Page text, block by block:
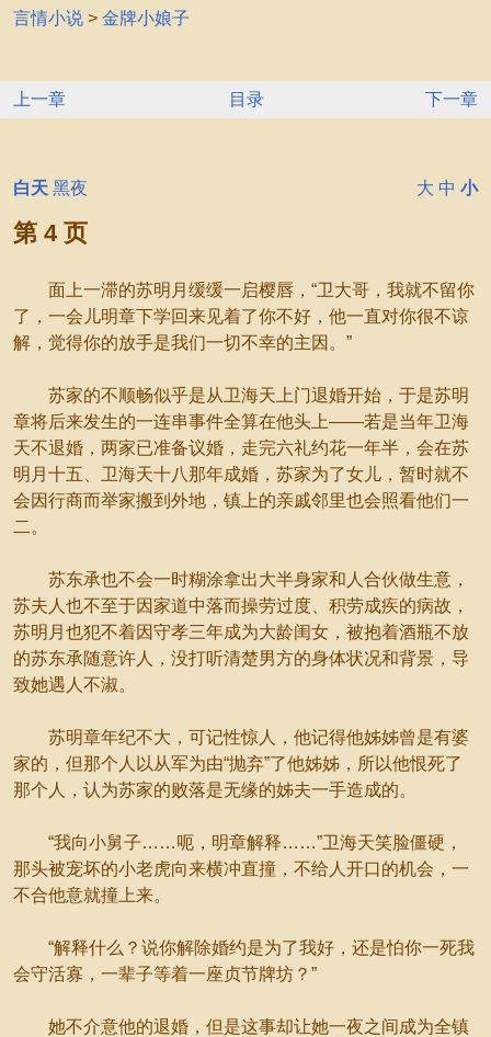
言情小说 > 金牌小娘子
上一章 目录 下一章
白天 黑夜 大 中 小
第 4 页
面上一滞的苏明月缓缓一启樱唇，“卫大哥，我就不留你
了，一会儿明章下学回来见着了你不好，他一直对你很不谅
解，觉得你的放手是我们一切不幸的主因。”
苏家的不顺畅似乎是从卫海天上门退婚开始，于是苏明
章将后来发生的一连串事件全算在他头上——若是当年卫海
天不退婚，两家已准备议婚，走完六礼约花一年半，会在苏
明月十五、卫海天十八那年成婚，苏家为了女儿，暂时就不
会因行商而举家搬到外地，镇上的亲戚邻里也会照看他们一
二。
苏东承也不会一时糊涂拿出大半身家和人合伙做生意，
苏夫人也不至于因家道中落而操劳过度、积劳成疾的病故，
苏明月也犯不着因守孝三年成为大龄闺女，被抱着酒瓶不放
的苏东承随意许人，没打听清楚男方的身体状况和背景，导
致她遇人不淑。
苏明章年纪不大，可记性惊人，他记得他姊姊曾是有婆
家的，但那个人以从军为由“抛弃”了他姊姊，所以他恨死了
那个人，认为苏家的败落是无缘的姊夫一手造成的。
“我向小舅子……呃，明章解释……”卫海天笑脸僵硬，
那头被宠坏的小老虎向来横冲直撞，不给人开口的机会，一
不合他意就撞上来。
“解释什么？说你解除婚约是为了我好，还是怕你一死我
会守活寡，一辈子等着一座贞节牌坊？”
她不介意他的退婚，但是这事却让她一夜之间成为全镇